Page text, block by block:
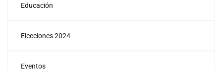
Educación
Elecciones 2024
Eventos